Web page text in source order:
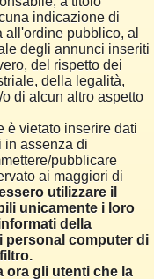
indicazione di
pubblico, al
degli annunci inseriti
del rispetto dei
della legalità,
di alcun altro aspetto
è vietato inserire dati
in assenza di
pubblicare
ai maggiori di
utilizzare il
unicamente i loro
della
personal computer di
ora gli utenti che la